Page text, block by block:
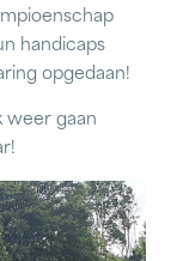
handicaps
opgedaan!
weer gaan